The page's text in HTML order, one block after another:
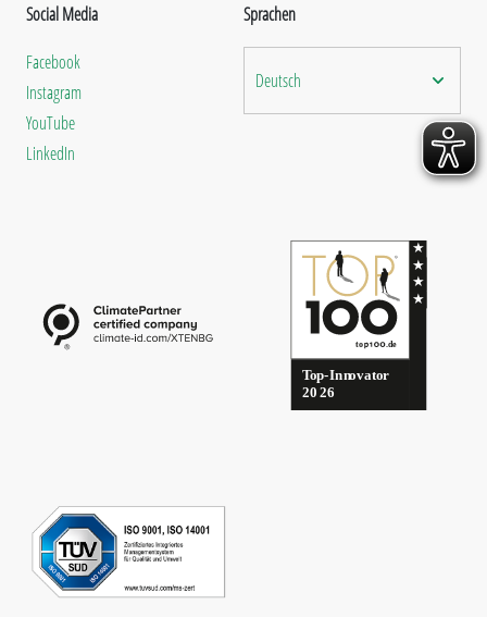
Social Media
Facebook
Instagram
YouTube
LinkedIn
Sprachen
Deutsch